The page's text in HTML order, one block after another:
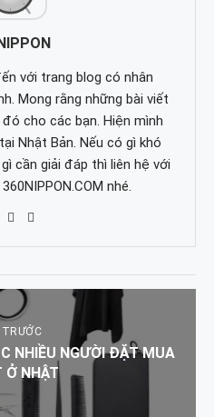
với trang blog có nhân
Mong rằng những bài viết
cho các bạn. Hiện mình
Nhật Bản. Nếu có gì khó
cần giải đáp thì liên hệ với
nhé.
NHIỀU NGƯỜI ĐẶT MUA
Ở NHẬT